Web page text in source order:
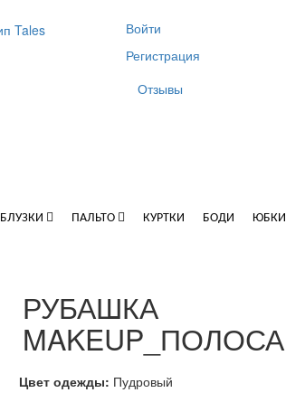
Войти
Регистрация
Отзывы
БЛУЗКИ ПАЛЬТО КУРТКИ БОДИ ЮБКИ
РУБАШКА
MAKEUP_ПОЛОСА
Цвет одежды: Пудровый